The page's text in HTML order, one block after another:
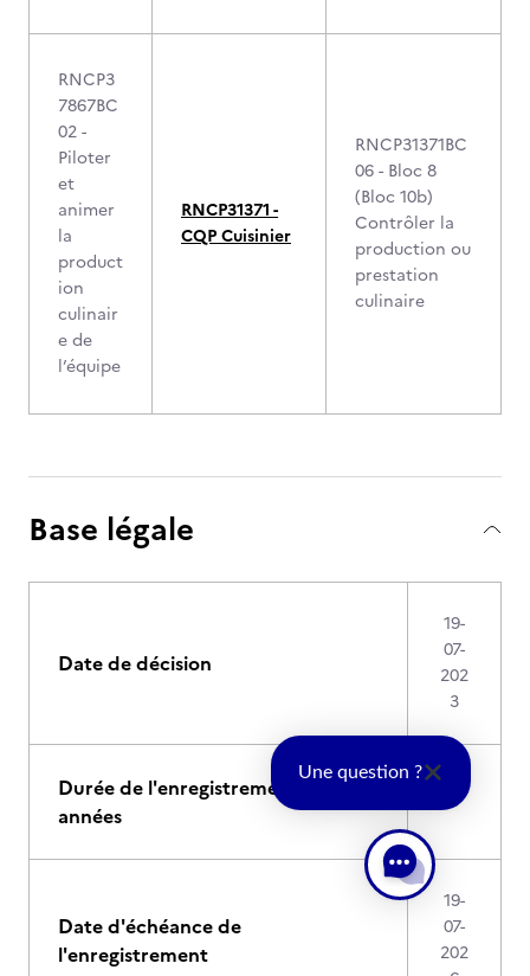
RNCP3
7867BC
02 -
Piloter
et
animer
la
product
ion
culinair
e de
l’équipe
RNCP31371 -
CQP Cuisinier
RNCP31371BC
06 - Bloc 8
(Bloc 10b)
Contrôler la
production ou
prestation
culinaire
Base légale
Date de décision
19-
07-
202
3
Durée de l'enregistrement en
années
3
Date d'échéance de
l'enregistrement
19-
07-
202
Une question ?